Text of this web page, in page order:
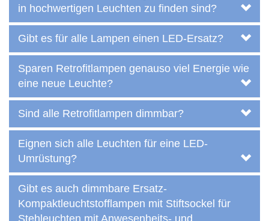
in hochwertigen Leuchten zu finden sind?
Gibt es für alle Lampen einen LED-Ersatz?
Sparen Retrofitlampen genauso viel Energie wie
eine neue Leuchte?
Sind alle Retrofitlampen dimmbar?
Eignen sich alle Leuchten für eine LED-
Umrüstung?
Gibt es auch dimmbare Ersatz-
Kompaktleuchtstofflampen mit Stiftsockel für
Stehleuchten mit Anwesenheits- und